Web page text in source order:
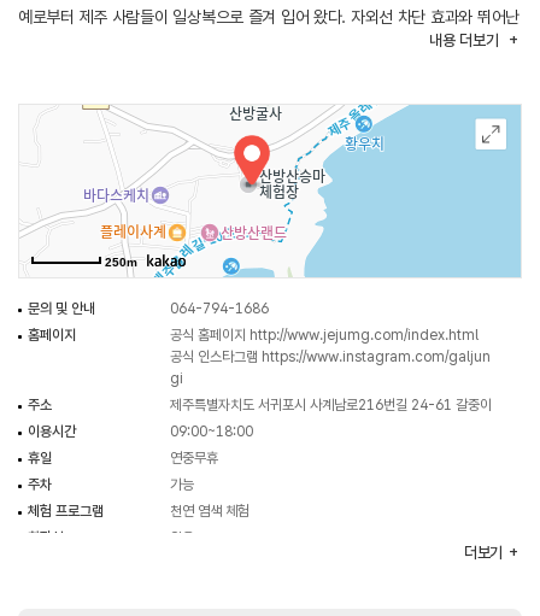
예로부터 제주 사람들이 일상복으로 즐겨 입어 왔다. 자외선 차단 효과와 뛰어난
통기성을 갖추고 있으며, 항균 및 탈취 기능이 우수해 실용적인 옷으로 알려져
살펴볼 수 있다. 뒤편 잔디밭에는 감물 염색 체험이 이루어지는 체험 마당이
마련되어 있으며, 갈옷을 비롯해 감물·쑥물로 염색한 침구류와 다양한 소품도
구매할 수 있다.
내용 더보기
250m
문의 및 안내
064-794-1686
홈페이지
공식 홈페이지 http://www.jejumg.com/index.html
공식 인스타그램 https://www.instagram.com/galjun
gi
주소
제주특별자치도 서귀포시 사계남로216번길 24-61 갈중이
이용시간
09:00~18:00
휴일
연중무휴
주차
가능
체험 프로그램
천연 염색 체험
화장실
있음
더보기